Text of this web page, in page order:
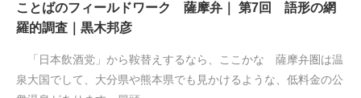
ことばのフィールドワーク 薩摩弁｜ 第7回 語形の網
羅的調査｜黒木邦彦
「日本飲酒党」から鞍替えするなら、ここかな 薩摩弁圏は温
泉大国でして、大分県や熊本県でも見かけるような、低料金の公